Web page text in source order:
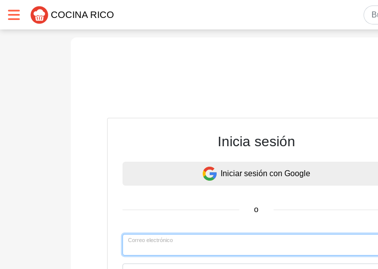
COCINA RICO
Inicia sesión
Iniciar sesión con Google
o
Correo electrónico